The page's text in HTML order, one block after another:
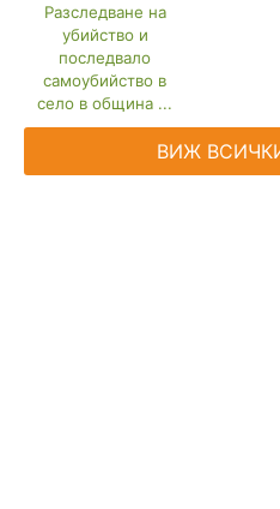
Разследване на
убийство и
последвало
самоубийство в
село в община ...
ВИЖ